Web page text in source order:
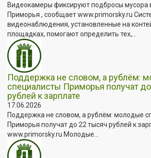
Видеокамеры фиксируют подбросы мусора
Приморья , сообщает www.primorsky.ru
видеонаблюдения, установленные на
площадках, помогают определить тех,...
Поддержка не словом, а рублём:
специалисты Приморья получат
рублей к зарплате
17.06.2026
Поддержка не словом, а рублём: молодые
Приморья получат до 22 тысяч рублей к
www.primorsky.ru Молодые...